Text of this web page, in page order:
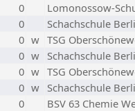
0
Lomonossow-
0
Schachschule
0 w TSG
0 w Schachschule
0 w TSG
0 w Schachschule
0
BSV 63 Chemie